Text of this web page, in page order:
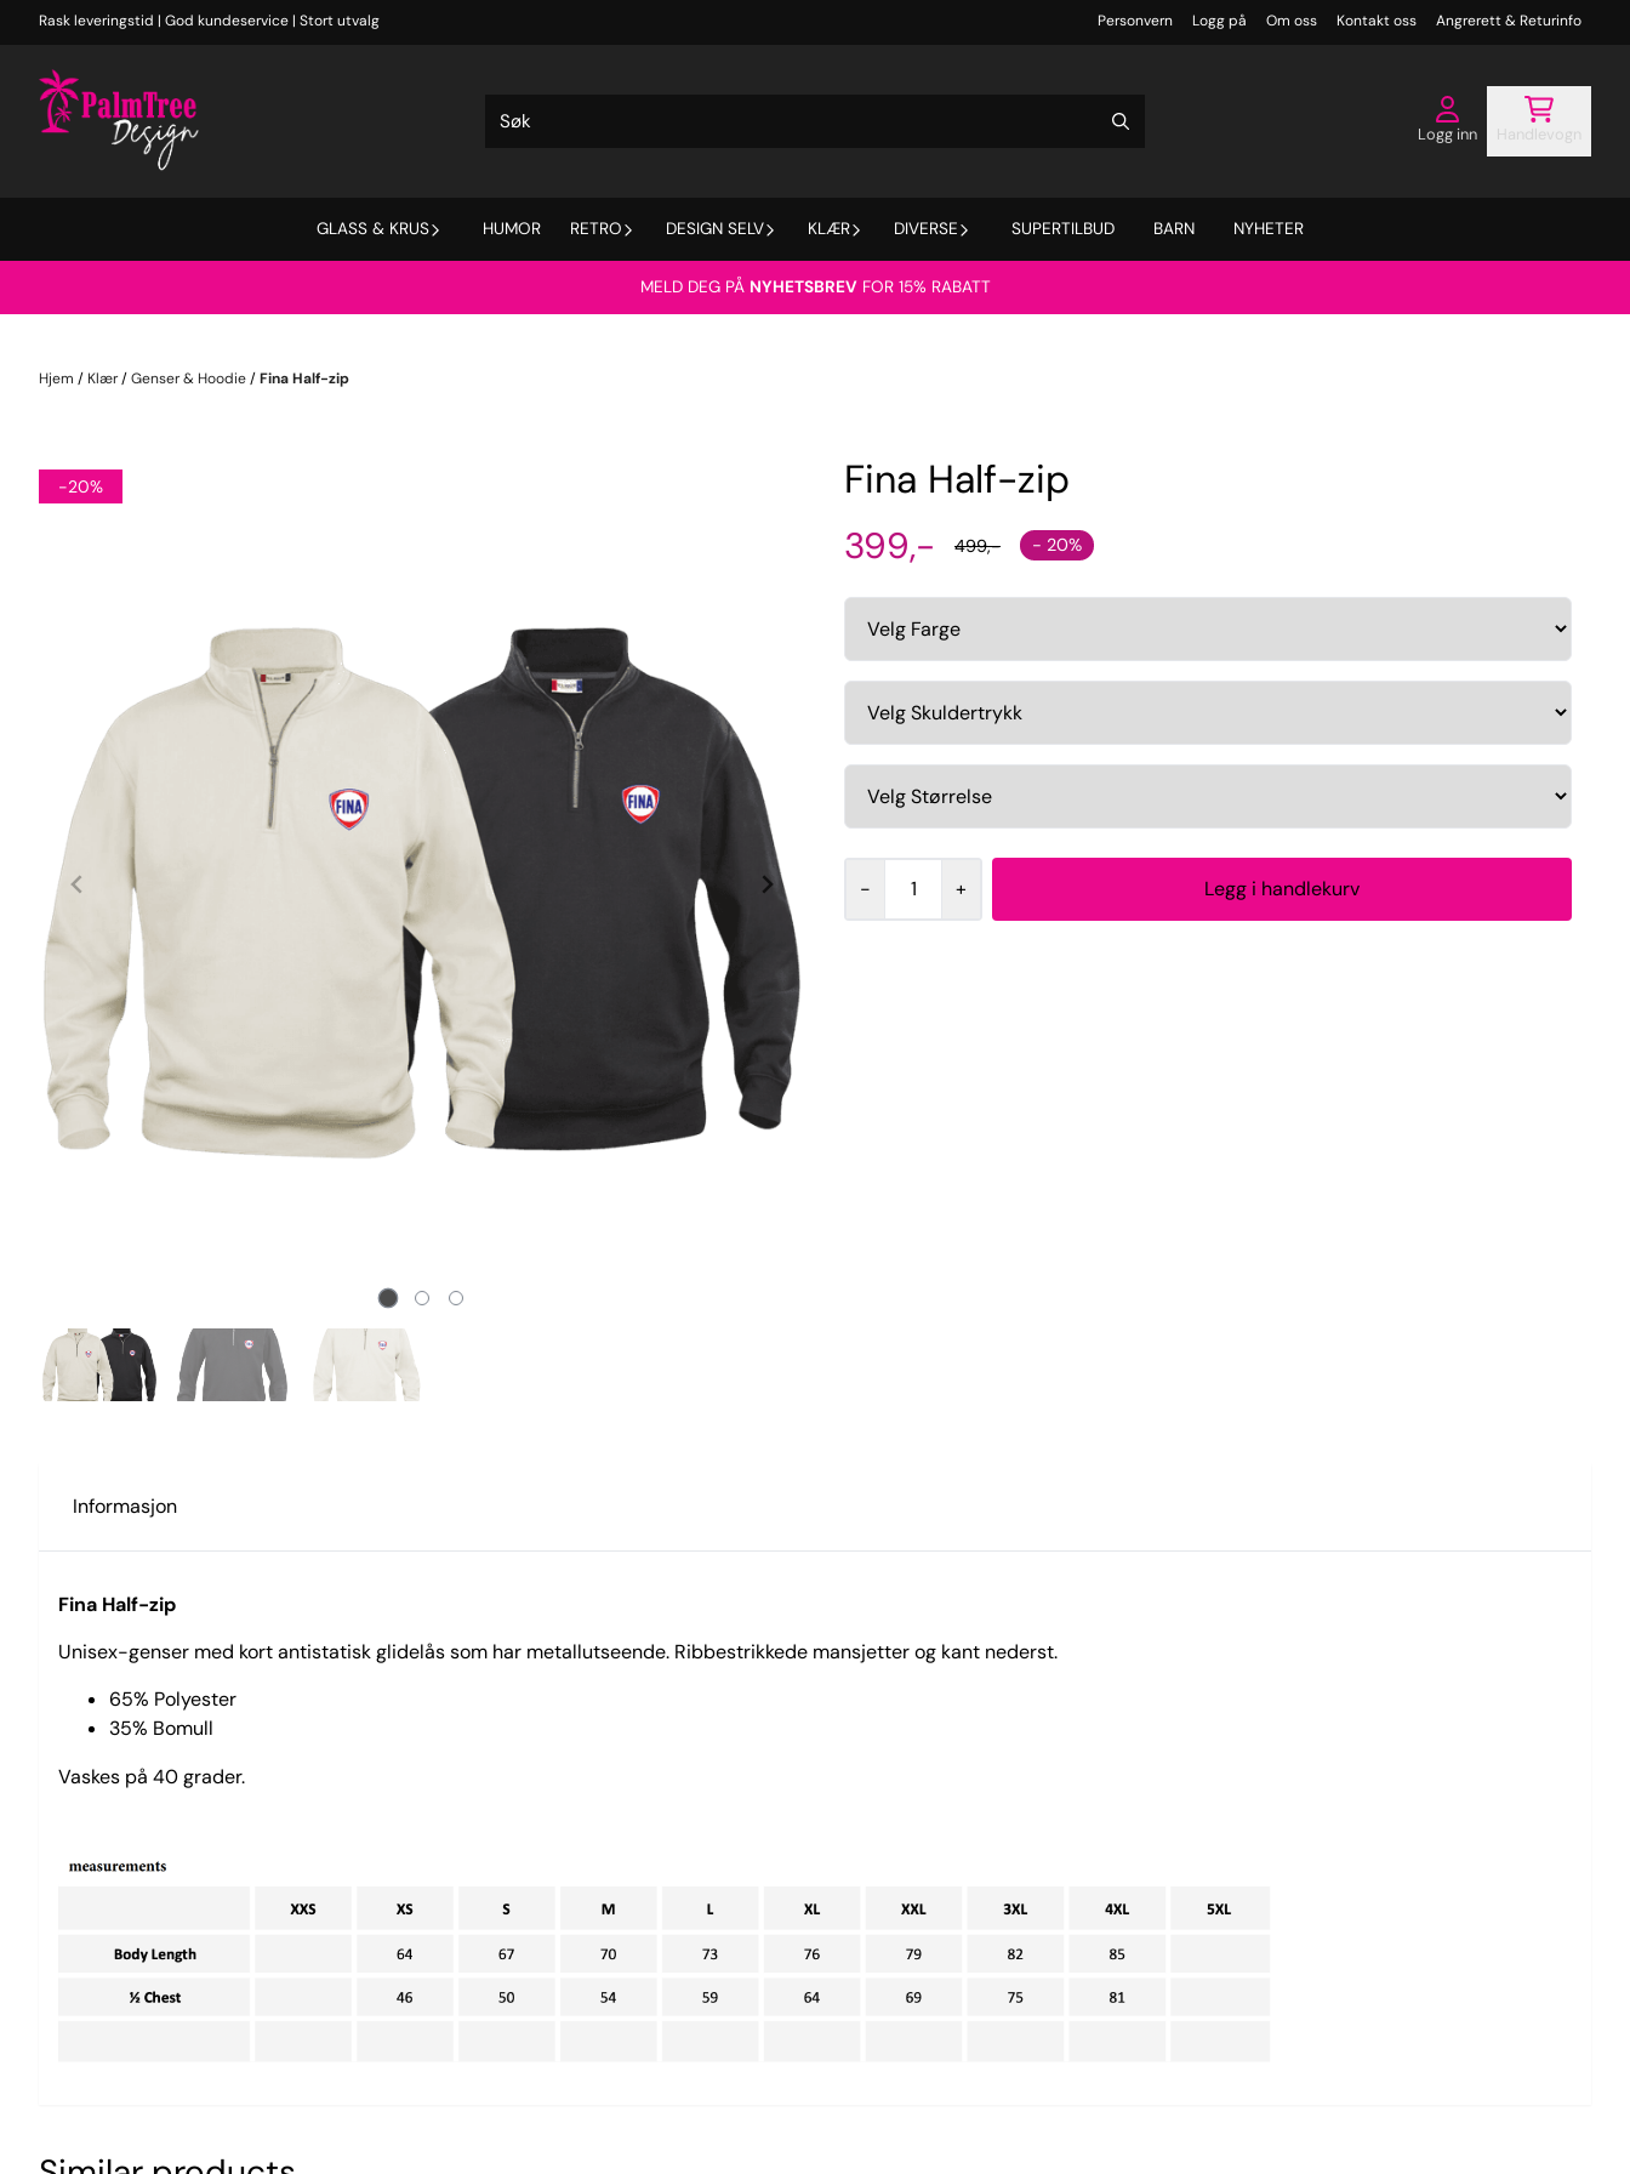
Hopp til innhold
Rask leveringstid | God kundeservice | Stort utvalg Personvern Logg på Om oss Kontakt oss Angrerett & Returinfo
Logg inn Handlevogn
GLASS & KRUS HUMOR RETRO DESIGN SELV KLÆR DIVERSE SUPERTILBUD BARN NYHETER
MELD DEG PÅ NYHETSBREV FOR 15% RABATT
Hjem / Klær/Genser & Hoodie/Fina Half-zip
-20% Fina Half-zip
399,- 499,- - 20%
- +
Informasjon
Fina Half-zip
Unisex-genser med kort antistatisk glidelås som har metallutseende. Ribbestrikkede mansjetter og kant nederst.
65% Polyester
35% Bomull
Vaskes på 40 grader.